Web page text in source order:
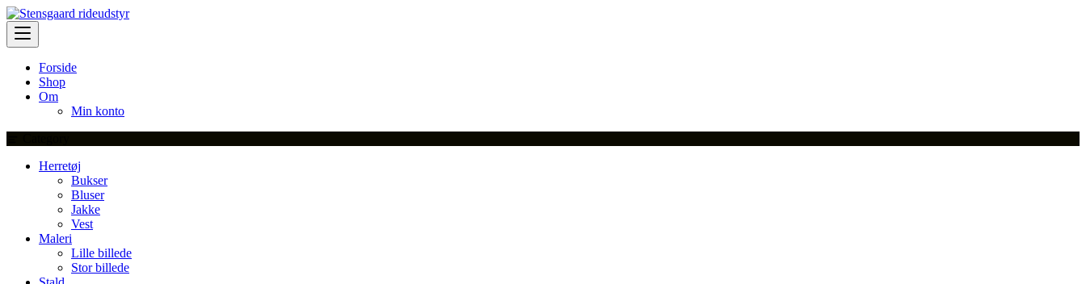
Skip
to
content
Forside
Shop
Om
Min konto
Herretøj
Bukser
Bluser
Jakke
Vest
Maleri
Lille billede
Stor billede